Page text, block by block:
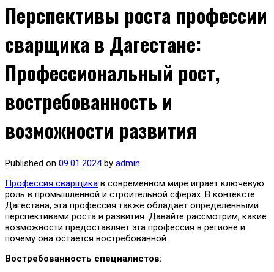
Перспективы роста профессии
сварщика в Дагестане:
Профессиональный рост,
востребованность и
возможности развития
Published on 09.01.2024by admin
Профессия сварщика в современном мире играет ключевую
роль в промышленной и строительной сферах. В контексте
Дагестана, эта профессия также обладает определенными
перспективами роста и развития. Давайте рассмотрим, какие
возможности предоставляет эта профессия в регионе и
почему она остается востребованной.
Востребованность специалистов: